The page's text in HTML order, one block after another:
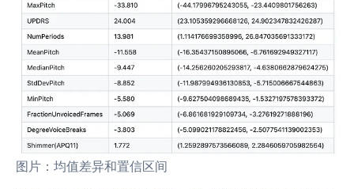
图片：均值差异和置信区间